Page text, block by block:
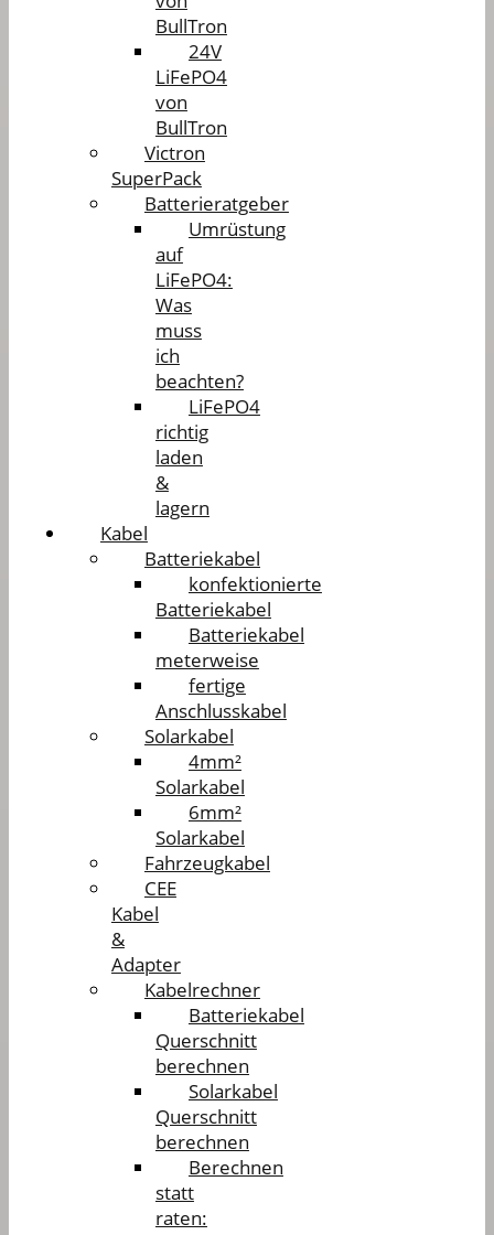
BullTron
24V
LiFePO4
von
BullTron
Victron
SuperPack
Batterieratgeber
Umrüstung
auf
LiFePO4:
Was
muss
ich
beachten?
LiFePO4
richtig
laden
&
lagern
Kabel
Batteriekabel
konfektionierte
Batteriekabel
Batteriekabel
meterweise
fertige
Anschlusskabel
Solarkabel
4mm²
Solarkabel
6mm²
Solarkabel
Fahrzeugkabel
CEE
Kabel
&
Adapter
Kabelrechner
Batteriekabel
Querschnitt
berechnen
Solarkabel
Querschnitt
berechnen
Berechnen
statt
raten: